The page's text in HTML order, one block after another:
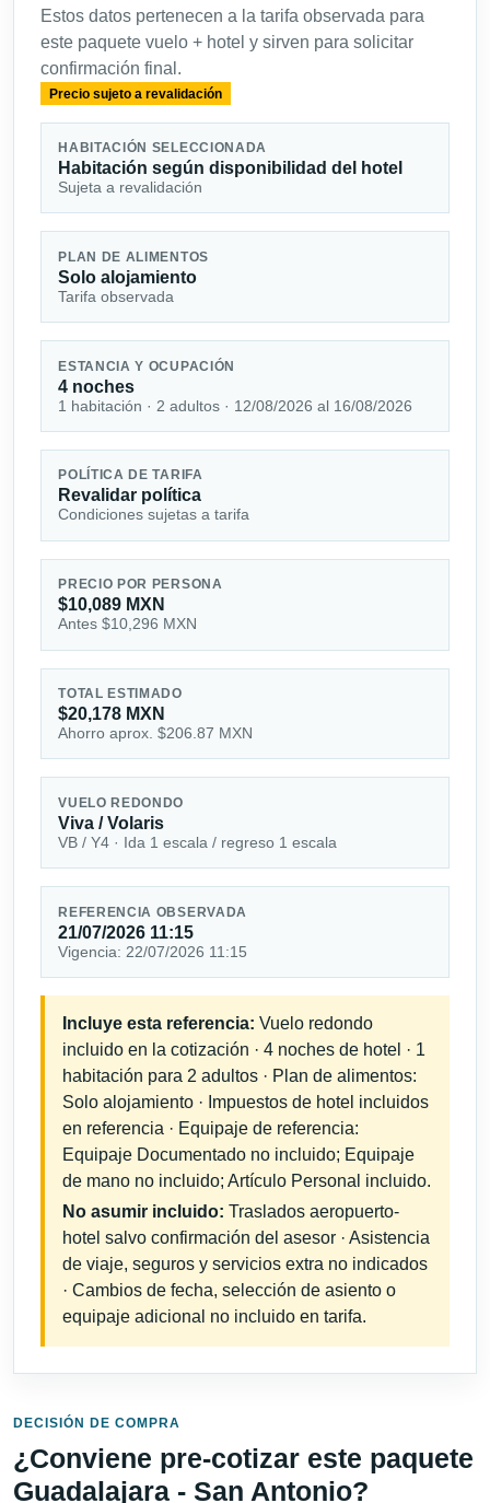
Estos datos pertenecen a la tarifa observada para
este paquete vuelo + hotel y sirven para solicitar
confirmación final.
Precio sujeto a revalidación
HABITACIÓN SELECCIONADA
Habitación según disponibilidad del hotel
Sujeta a revalidación
PLAN DE ALIMENTOS
Solo alojamiento
Tarifa observada
ESTANCIA Y OCUPACIÓN
4 noches
1 habitación · 2 adultos · 12/08/2026 al 16/08/2026
POLÍTICA DE TARIFA
Revalidar política
Condiciones sujetas a tarifa
PRECIO POR PERSONA
$10,089 MXN
Antes $10,296 MXN
TOTAL ESTIMADO
$20,178 MXN
Ahorro aprox. $206.87 MXN
VUELO REDONDO
Viva / Volaris
VB / Y4 · Ida 1 escala / regreso 1 escala
REFERENCIA OBSERVADA
21/07/2026 11:15
Vigencia: 22/07/2026 11:15
Incluye esta referencia: Vuelo redondo
incluido en la cotización · 4 noches de hotel · 1
habitación para 2 adultos · Plan de alimentos:
Solo alojamiento · Impuestos de hotel incluidos
en referencia · Equipaje de referencia:
Equipaje Documentado no incluido; Equipaje
de mano no incluido; Artículo Personal incluido.
No asumir incluido: Traslados aeropuerto-
hotel salvo confirmación del asesor · Asistencia
de viaje, seguros y servicios extra no indicados
· Cambios de fecha, selección de asiento o
equipaje adicional no incluido en tarifa.
DECISIÓN DE COMPRA
¿Conviene pre-cotizar este paquete
Guadalajara - San Antonio?